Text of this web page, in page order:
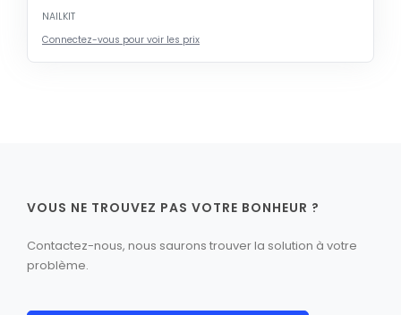
NAILKIT
Connectez-vous pour voir les prix
VOUS NE TROUVEZ PAS VOTRE BONHEUR ?
Contactez-nous, nous saurons trouver la solution à votre
problème.